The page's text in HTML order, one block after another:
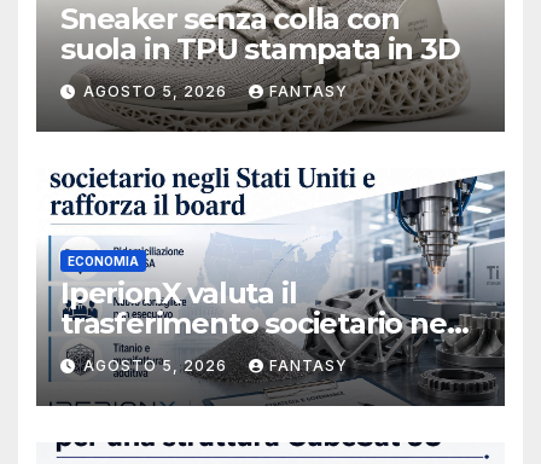
Sneaker senza colla con
suola in TPU stampata in 3D
AGOSTO 5, 2026 FANTASY
ECONOMIA
IperionX valuta il
trasferimento societario negli
Stati Uniti e rafforza il board,
ha nominato Michael J.
Loparco amministratore
indipendente non esecutivo
AGOSTO 5, 2026 FANTASY